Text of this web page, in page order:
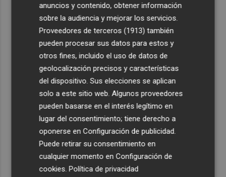
anuncios y contenido, obtener información
sobre la audiencia y mejorar los servicios.
Proveedores de terceros (1913) también
pueden procesar sus datos para estos y
otros fines, incluido el uso de datos de
geolocalización precisos y características
del dispositivo. Sus elecciones se aplican
solo a este sitio web. Algunos proveedores
pueden basarse en el interés legítimo en
lugar del consentimiento; tiene derecho a
oponerse enConfiguración de publicidad
Puede retirar su consentimiento en
cualquier momento enConfiguración de
cookies .Política de privacidad